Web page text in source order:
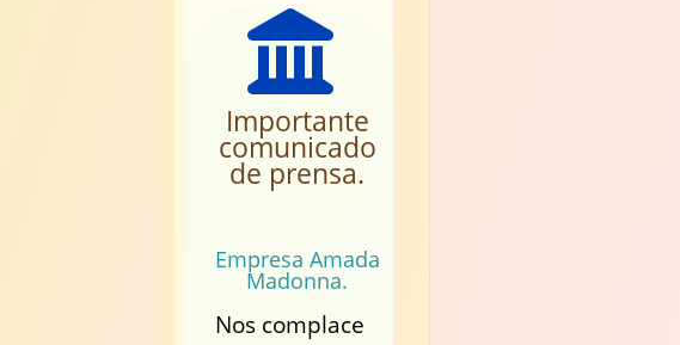
Importante
comunicado
de prensa.
Empresa Amada
Madonna.
Nos complace